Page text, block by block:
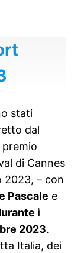
stati
dal
premio
di Cannes
2023, – con
Pascale e
i
2023.
Italia, dei